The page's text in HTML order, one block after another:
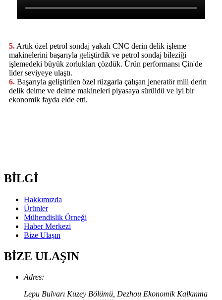
5. Artık özel petrol sondaj yakalı CNC derin delik işleme
makinelerini başarıyla geliştirdik ve petrol sondaj bileziği
işlemedeki büyük zorlukları çözdük. Ürün performansı Çin'de
lider seviyeye ulaştı.
6. Başarıyla geliştirilen özel rüzgarla çalışan jeneratör mili derin
delik delme ve delme makineleri piyasaya sürüldü ve iyi bir
ekonomik fayda elde etti.
BİLGİ
Hakkımızda
Ürünler
Mühendislik Örneği
Haber Merkezi
Bize Ulaşın
BİZE ULAŞIN
Adres:
Lepu Bulvarı Kuzey Bölümü, Dezhou Ekonomik Kalkınma